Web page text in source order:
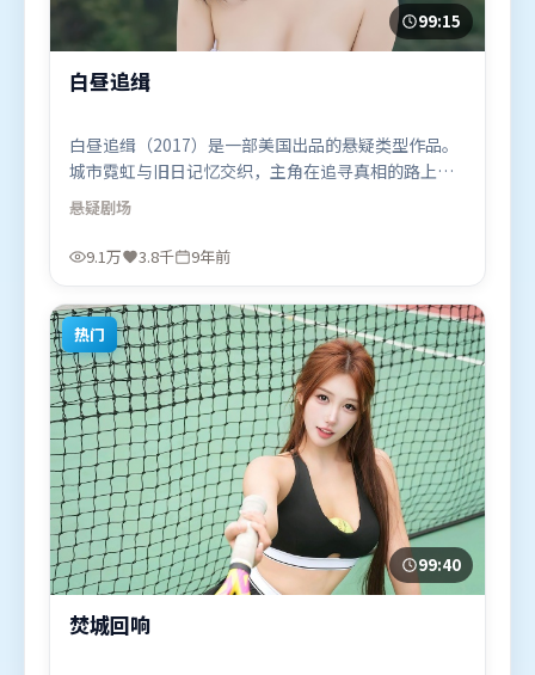
99:15
白昼追缉
白昼追缉（2017）是一部美国出品的悬疑类型作品。
城市霓虹与旧日记忆交织，主角在追寻真相的路上不
断付出代价。类型元素被重新组合，既致敬经典也尝
试突破套路。由宁浩执导，廖凡、河正宇、托尼·
贾，易烊千玺、黄渤、段奕宏等联袂出演。影片于
喜欢悬疑题材的观众观看。
悬疑剧场
9.1万 3.8千 9年前
热门
99:40
焚城回响